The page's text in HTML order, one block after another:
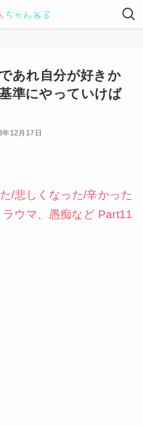
あれ自分が好きか
準にやっていけば
年12月17日
/悲しくなった/辛かった
ウマ、愚痴など Part11